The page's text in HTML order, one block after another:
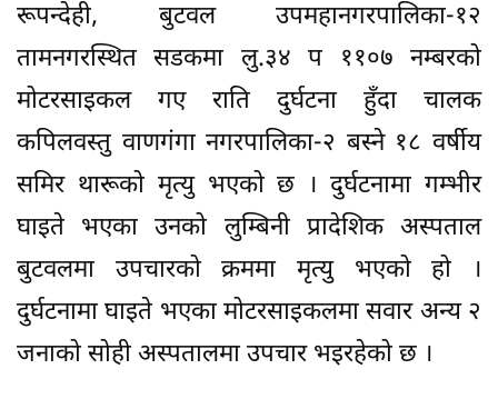
रूपन्देही, बुटवल उपमहानगरपालिका-१२
तामनगरस्थित सडकमा लु.३४ प ११०७ नम्बरको
मोटरसाइकल गए राति दुर्घटना हुँदा चालक
कपिलवस्तु वाणगंगा नगरपालिका-२ बस्ने १८ वर्षीय
समिर थारूको मृत्यु भएको छ । दुर्घटनामा गम्भीर
घाइते भएका उनको लुम्बिनी प्रादेशिक अस्पताल
बुटवलमा उपचारको क्रममा मृत्यु भएको हो ।
दुर्घटनामा घाइते भएका मोटरसाइकलमा सवार अन्य २
जनाको सोही अस्पतालमा उपचार भइरहेको छ ।